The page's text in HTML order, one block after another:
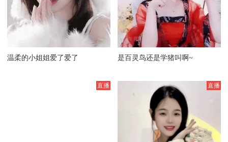
温柔的小姐姐爱了爱了 是百灵鸟还是学猪叫啊~